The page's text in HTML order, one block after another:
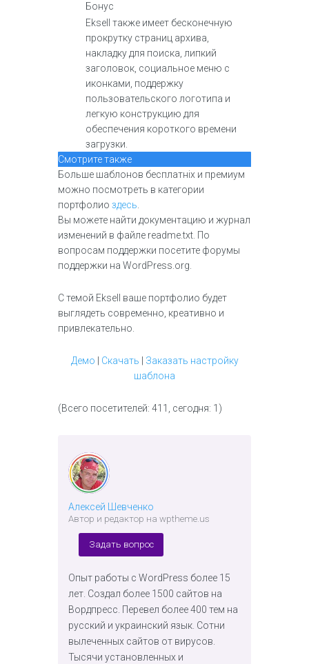
Бонус
Eksell также имеет бесконечную
прокрутку страниц архива,
накладку для поиска, липкий
заголовок, социальное меню с
иконками, поддержку
пользовательского логотипа и
легкую конструкцию для
обеспечения короткого времени
загрузки.
Смотрите также
Больше шаблонов бесплатніх и премиум
можно посмотреть в категории
портфолио здесь
Вы можете найти документацию и журнал
изменений в файле readme.txt. По
вопросам поддержки посетите форумы
поддержки на WordPress.org.
С темой Eksell ваше портфолио будет
выглядеть современно, креативно и
привлекательно.
Демо Скачать
Заказать настройку
шаблона
(Всего посетителей: 411, сегодня: 1)
Алексей Шевченко
Автор и редактор на wptheme.us
Задать вопрос
Опыт работы с WordPress более 15
лет. Создал более 1500 сайтов на
Вордпресс. Перевел более 400 тем на
русский и украинский язык. Сотни
вылеченных сайтов от вирусов.
Тысячи установленных и